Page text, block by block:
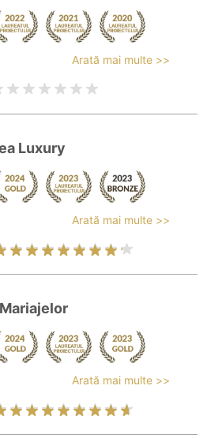
Arată mai multe >>
Luxury
Arată mai multe >>
Arată mai multe >>